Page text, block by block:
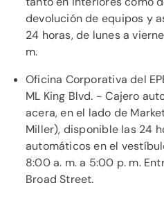
devolución de equipos y
24 horas, de lunes a
m.
Oficina Corporativa del
ML King Blvd. - Cajero
acera, en el lado de
Miller), disponible las 24
automáticos en el
8:00 a. m. a 5:00 p. m.
Broad Street.